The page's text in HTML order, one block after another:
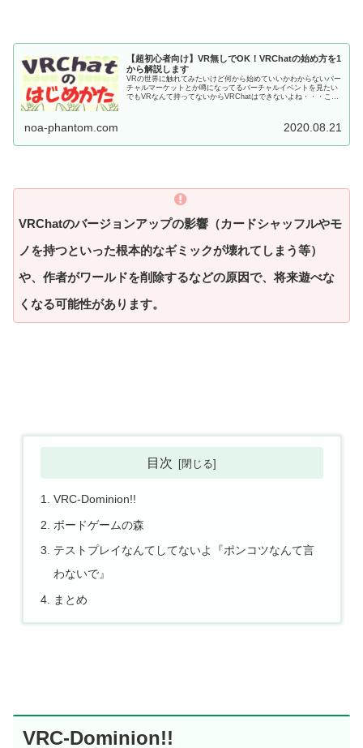
【超初心者向け】VR無しでOK！VRChatの始め方を1
から解説します
VRの世界に触れてみたいけど何から始めていいかわからないバー
チャルマーケットとか噂になってるバーチャルイベントを見たい
でもVRなんて持ってないからVRChatはできないよね・・・こん
noa-phantom.com 2020.08.21
VRChatのバージョンアップの影響（カードシャッフルやモ
ノを持つといった根本的なギミックが壊れてしまう等）
や、作者がワールドを削除するなどの原因で、将来遊べな
くなる可能性があります。
目次
VRC-Dominion!!
ボードゲームの森
テストプレイなんてしてないよ『ポンコツなんて言
わないで』
まとめ
VRC-Dominion!!